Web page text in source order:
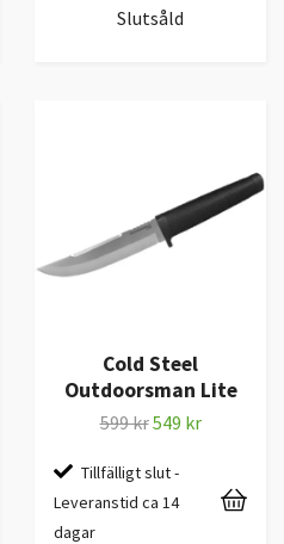
Slutsåld
Cold Steel
Outdoorsman Lite
599 kr549 kr
Tillfälligt slut -
Leveranstid ca 14
dagar